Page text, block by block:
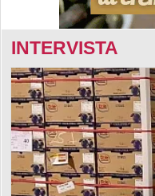
INTERVISTA